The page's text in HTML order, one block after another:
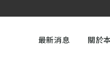
最新消息 關於